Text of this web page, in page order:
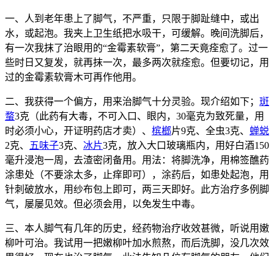
一、人到老年患上了脚气，不严重，只限于脚趾缝中，或出
水，或起泡。我夹上卫生纸把水吸干，可缓解。晚间洗脚后，
有一次我抹了治眼用的“金霉素软膏”，第二天竟痊愈了。过一
些时日又复发，就再抹一次，最多两次就痊愈。但要切记，用
过的金霉素软膏木可再作他用。
二、我获得一个偏方，用来治脚气十分灵验。现介绍如下； 斑
蝥3克（此药有大毒，不可入口、眼内，30毫克为致死量，用
时必须小心，开证明药店才卖）、 槟榔片9克、全虫3克、 蝉蜕
2克、
五味子3克、 冰片3克，放入大口玻璃瓶内，用好白酒150
毫升浸泡一周，去渣密闭备用。用法：将脚洗净，用棉签醮药
涂患处（不要涂太多，止痒即可），涂药后，如患处起泡，用
针刺破放水，用纱布包上即可，两三天即好。此方治疗多例脚
气，屡屡见效。但必须会用，以免发生中毒。
三、本人脚气有几年的历史，经药物治疗收效甚微，听说用嫩
柳叶可治。我试用一把嫩柳叶加水煎熬，而后洗脚，没几次效